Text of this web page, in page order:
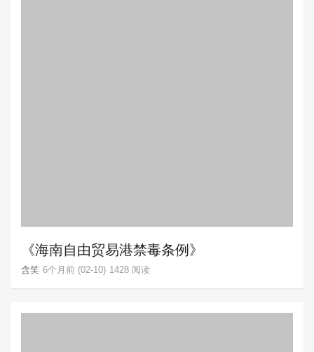
《海南自由贸易港禁毒条例》
含笑 6个月前 (02-10) 1428 阅读